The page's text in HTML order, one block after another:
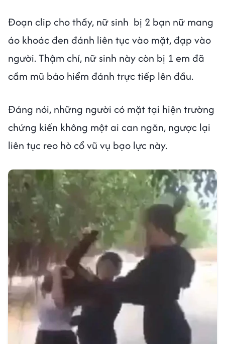
Đoạn clip cho thấy, nữ sinh bị 2 bạn nữ mang
áo khoác đen đánh liên tục vào mặt, đạp vào
người. Thậm chí, nữ sinh này còn bị 1 em đã
cầm mũ bảo hiểm đánh trực tiếp lên đầu.
Đáng nói, những người có mặt tại hiện trường
chứng kiến không một ai can ngăn, ngược lại
liên tục reo hò cổ vũ vụ bạo lực này.